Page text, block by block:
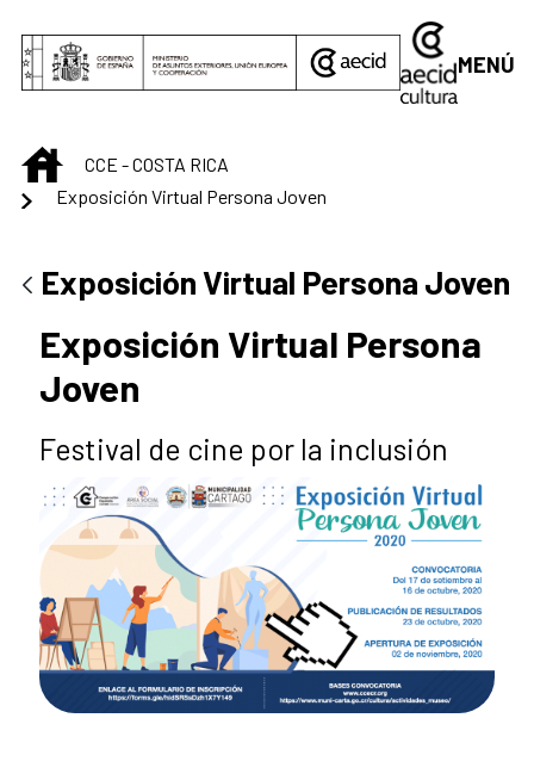
MENÚ
INICIO
CCE - COSTA RICA
Exposición Virtual Persona Joven
Exposición Virtual Persona Joven
Exposición Virtual Persona
Joven
Festival de cine por la inclusión